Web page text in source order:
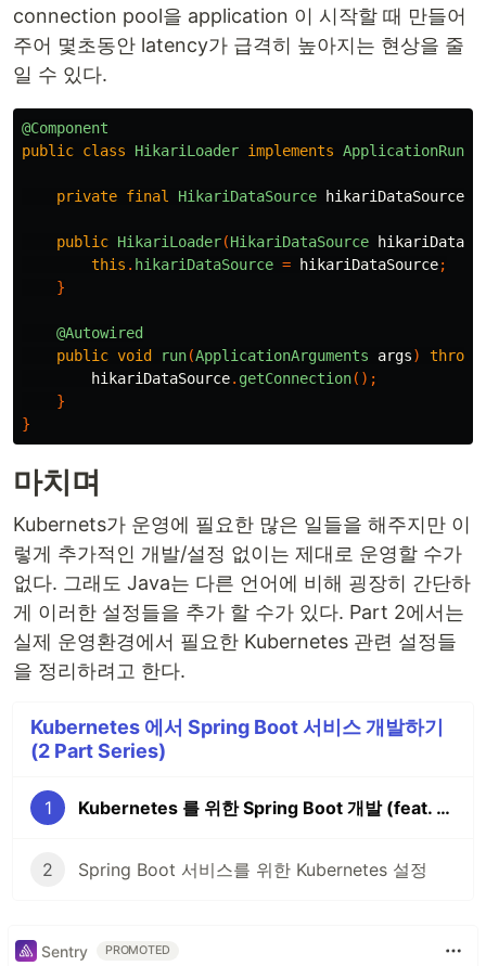
connection pool을 application 이 시작할 때 만들어
주어 몇초동안 latency가 급격히 높아지는 현상을 줄
일 수 있다.
@Component
public class HikariLoader implements
private final HikariDataSource hikariDataSource
public HikariLoader(HikariDataSource
this . hikariDataSource = hikariDataSource;
}
@Autowired
public void run(ApplicationArguments args)
throws
hikariDataSource. getConnection();
}
}
마치며
Kubernets가 운영에 필요한 많은 일들을 해주지만 이
렇게 추가적인 개발/설정 없이는 제대로 운영할 수가
없다. 그래도 Java는 다른 언어에 비해 굉장히 간단하
게 이러한 설정들을 추가 할 수가 있다. Part 2에서는
실제 운영환경에서 필요한 Kubernetes 관련 설정들
을 정리하려고 한다.
Kubernetes 에서 Spring Boot 서비스 개발하기
(2 Part Series)
1 Kubernetes 를 위한 Spring Boot 개발 (feat. 무중단 배포/운영)
2 Spring Boot 서비스를 위한 Kubernetes 설정
Sentry PROMOTED